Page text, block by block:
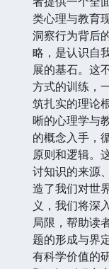
类心理与教育
洞察行为背后
略，是认识自
展的基石。这
方式的训练，
筑扎实的理论
晰的心理学与
的概念入手，
原则和逻辑。
讨知识的来源
造了我们对世
义，我们将深
局限，帮助读
题的形成与界
有科学价值的